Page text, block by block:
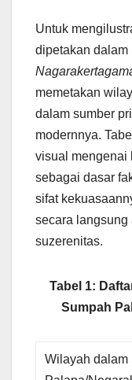
Untuk
dipetakan dalam
memetakan
dalam sumber
modernnya.
visual mengenai
sebagai dasar
sifat
secara langsung
suzerenitas.
Tabel 1:
Sumpah
Wilayah dalam